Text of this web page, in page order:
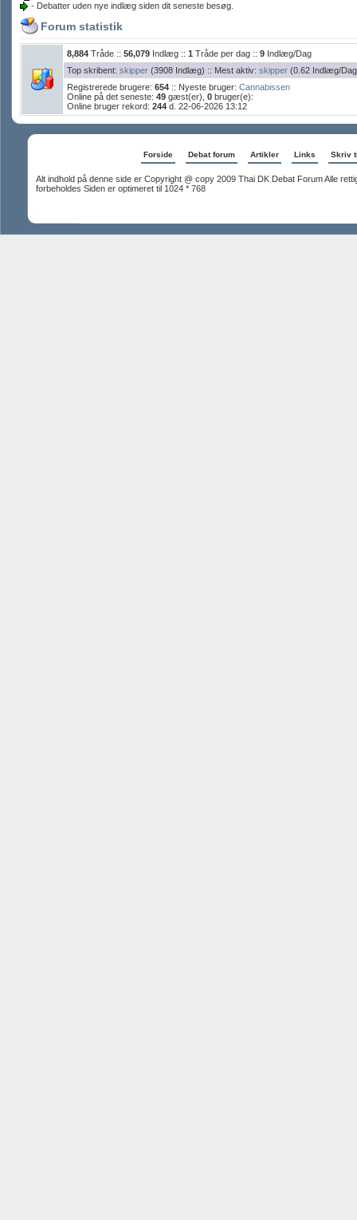
- Debatter uden nye indlæg siden dit seneste besøg.
Forum statistik
8,884 Tråde :: 56,079 Indlæg :: 1 Tråde per dag :: 9 Indlæg/Dag
Top skribent: skipper (3908 Indlæg) :: Mest aktiv: skipper (0.62 Indlæg/
Registrerede brugere: 654 :: Nyeste bruger: Cannabissen
Online på det seneste: 49 gæst(er), 0 bruger(e):
Online bruger rekord: 244 d. 22-06-2026 13:12
Forside Debat forum Artikler Links Skriv
Alt indhold på denne side er Copyright @ copy 2009 Thai DK Debat Forum Alle
forbeholdes Siden er optimeret til 1024 * 768